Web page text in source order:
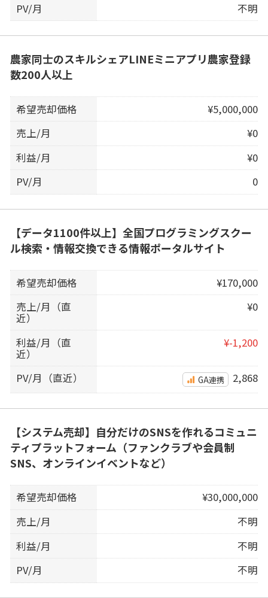
PV/月
不明
農家同士のスキルシェアLINEミニアプリ農家登録
数200人以上
希望売却価格
¥5,000,000
売上/月
¥0
利益/月
¥0
PV/月
0
【データ1100件以上】全国プログラミングスクー
ル検索・情報交換できる情報ポータルサイト
希望売却価格
¥170,000
売上/月（直
近）
¥0
利益/月（直
近）
¥-1,200
PV/月（直近） GA連携 2,868
【システム売却】自分だけのSNSを作れるコミュニ
ティプラットフォーム（ファンクラブや会員制
SNS、オンラインイベントなど）
希望売却価格
¥30,000,000
売上/月
不明
利益/月
不明
PV/月
不明